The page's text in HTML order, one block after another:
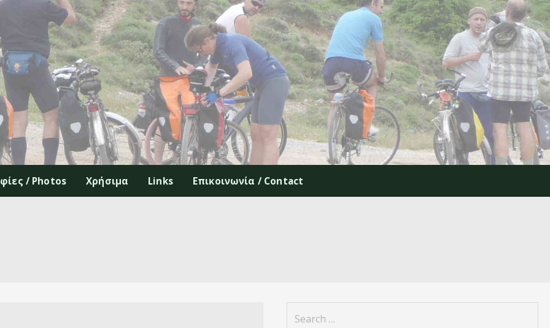
/ Photos Χρήσιμα Links Επικοινωνία / Contact